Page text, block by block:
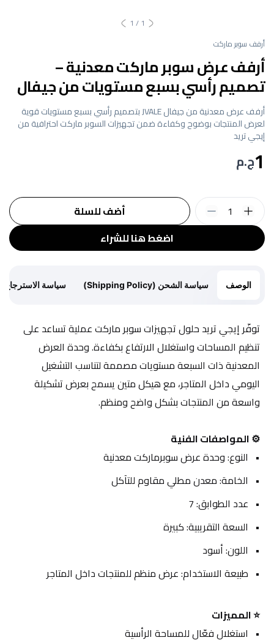
1
/
1
أرفف سوبر ماركت
أرفف عرض سوبر ماركت معدنية –
تصميم رأسي بسبع مستويات من جيفال
أرفف عرض معدنية من جيفال JVALE بتصميم رأسي بسبع مستويات قوية
لعرض المنتجات بوضوح وكفاءة ضمن تجهيزات السوبر ماركت احترافية من
إيجي تريد
1ج.م
اضغط هنا للشراء
أضف للسلة 1
الوصف سياسة الشحن (Shipping Policy) سياسة الاسترجاع (Return Policy)
واسعة من المنتجات بشكل واضح ومنظم.
⚙️ المواصفات الفنية
النوع: وحدة عرض سوبرماركت معدنية
الخامة: معدن مطلي مقاوم للتآكل
عدد الطوابق: 7
السعة التقريبية: كبيرة
اللون: أسود
طبيعة الاستخدام: عرض منظم للمنتجات داخل المتاجر
⭐ المميزات
استغلال فعّال للمساحة الرأسية